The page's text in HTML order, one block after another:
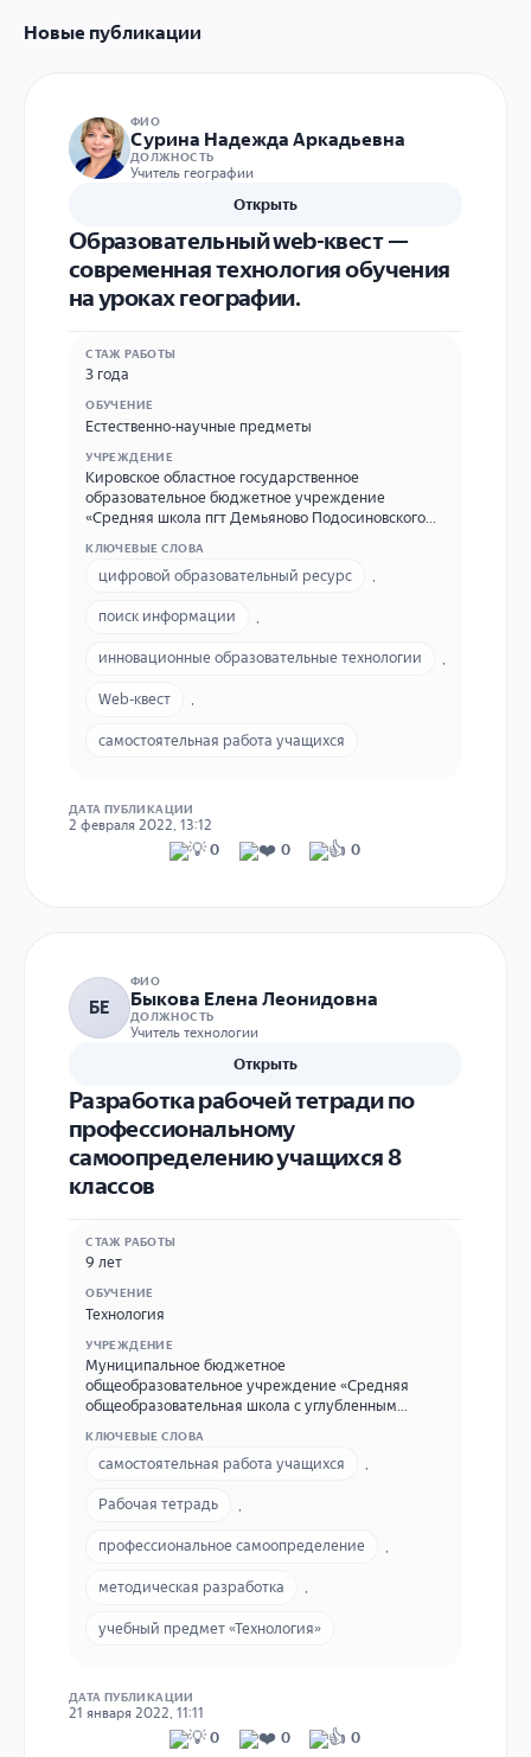
Новые публикации
ФИО
Сурина Надежда Аркадьевна
ДОЛЖНОСТЬ
Учитель географии
Открыть
Образовательный web-квест —
современная технология обучения
на уроках географии.
СТАЖ РАБОТЫ
3 года
ОБУЧЕНИЕ
Естественно-научные предметы
УЧРЕЖДЕНИЕ
Кировское областное государственное
образовательное бюджетное учреждение
«Средняя школа пгт Демьяново Подосиновского
Подосиновского района 613911 Кировская область,
Подосиновский район, пгт Демьяново, ул.
mail: bushmanova_72@mail.ru
КЛЮЧЕВЫЕ СЛОВА
цифровой образовательный ресурс
поиск информации
инновационные образовательные технологии
Web-квест
самостоятельная работа учащихся
ДАТА ПУБЛИКАЦИИ
2 февраля 2022, 13:12
0
0 0
БЕ
ФИО
Быкова Елена Леонидовна
ДОЛЖНОСТЬ
Учитель технологии
Открыть
Разработка рабочей тетради по
профессиональному
самоопределению учащихся 8
классов
СТАЖ РАБОТЫ
9 лет
ОБУЧЕНИЕ
Технология
УЧРЕЖДЕНИЕ
Муниципальное бюджетное
общеобразовательное учреждение «Средняя
общеобразовательная школа с углубленным
Кирова 610027, г. Киров, ул. Милицейская, д. 67
тел./факс: (8332) 54-98-38, http:// www.school58-
КЛЮЧЕВЫЕ СЛОВА
самостоятельная работа учащихся
Рабочая тетрадь
профессиональное самоопределение
методическая разработка
учебный предмет «Технология»
ДАТА ПУБЛИКАЦИИ
21 января 2022, 11:11
0
0 0